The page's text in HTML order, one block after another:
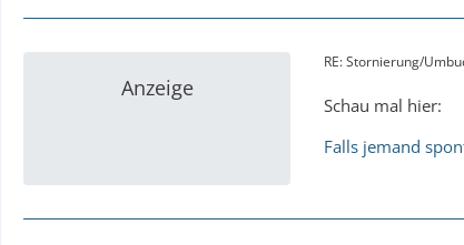
Anzeige
RE: Stornierung/
Schau mal hier:
Falls jemand